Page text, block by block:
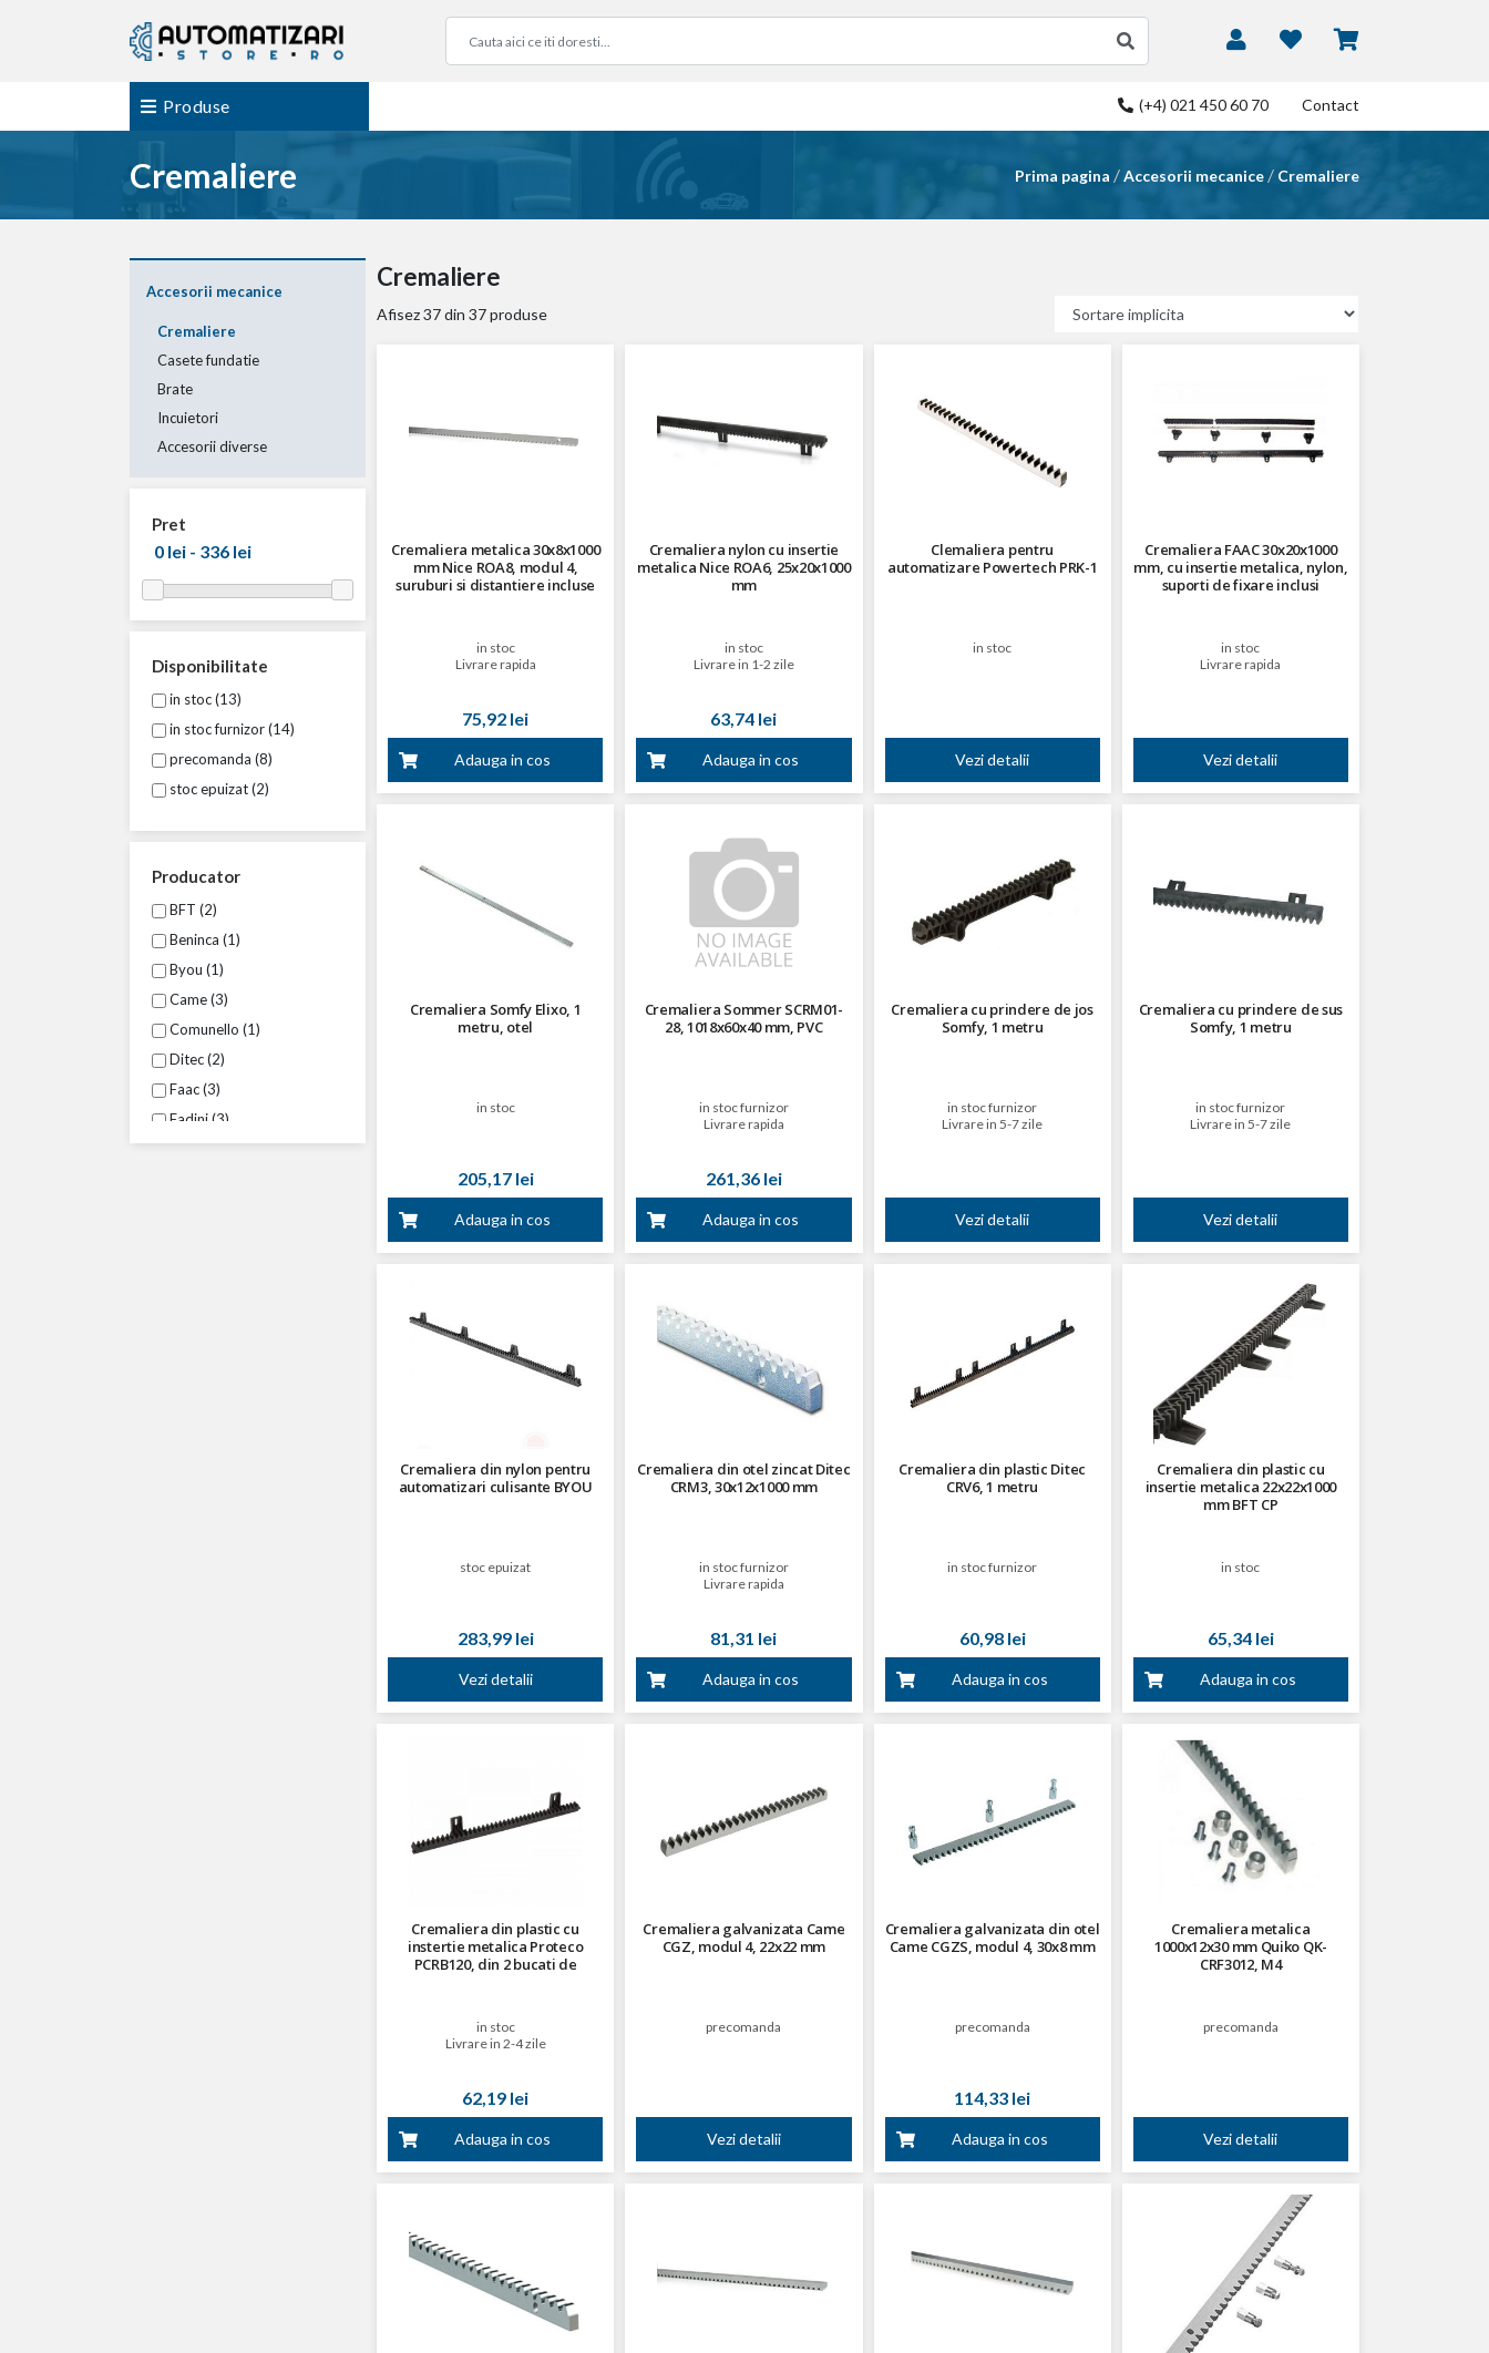
Produse (+4) 021 450 60 70 Contact
Cremaliere Prima pagina /Accesorii mecanice / Cremaliere
Accesorii mecanice
Cremaliere
Casete fundatie
Brate
Incuietori
Accesorii diverse
Pret
Disponibilitate
in stoc (13)
in stoc furnizor (14)
precomanda (8)
stoc epuizat (2)
Producator
BFT (2)
Beninca (1)
Byou (1)
Came (3)
Comunello (1)
Ditec (2)
Faac (3)
Fadini (3)
Gibidi (2)
Cremaliere
Afisez37din 37 produse
Cremaliera metalica 30x8x1000
mm Nice ROA8, modul 4,
suruburi si distantiere incluse
in stoc
Livrare rapida
75,92 lei
Adauga in cos
Cremaliera nylon cu insertie
metalica Nice ROA6, 25x20x1000
mm
in stoc
Livrare in 1-2 zile
63,74 lei
Adauga in cos
Clemaliera pentru
automatizare Powertech PRK-1
in stoc
Vezi detalii
Cremaliera FAAC 30x20x1000
mm, cu insertie metalica, nylon,
suporti de fixare inclusi
in stoc
Livrare rapida
Vezi detalii
Cremaliera Somfy Elixo, 1
metru, otel
in stoc
205,17 lei
Adauga in cos
Cremaliera Sommer SCRM01-
28, 1018x60x40 mm, PVC
in stoc furnizor
Livrare rapida
261,36 lei
Adauga in cos
Cremaliera cu prindere de jos
Somfy, 1 metru
in stoc furnizor
Livrare in 5-7 zile
Vezi detalii
Cremaliera cu prindere de sus
Somfy, 1 metru
in stoc furnizor
Livrare in 5-7 zile
Vezi detalii
Cremaliera din nylon pentru
automatizari culisante BYOU
stoc epuizat
283,99 lei
Vezi detalii
Cremaliera din otel zincat Ditec
CRM3, 30x12x1000 mm
in stoc furnizor
Livrare rapida
81,31 lei
Adauga in cos
Cremaliera din plastic Ditec
CRV6, 1 metru
in stoc furnizor
60,98 lei
Adauga in cos
Cremaliera din plastic cu
insertie metalica 22x22x1000
mm BFT CP
in stoc
65,34 lei
Adauga in cos
Cremaliera din plastic cu
instertie metalica Proteco
PCRB120, din 2 bucati de
in stoc
Livrare in 2-4 zile
62,19 lei
Adauga in cos
Cremaliera galvanizata Came
CGZ, modul 4, 22x22 mm
precomanda
Vezi detalii
Cremaliera galvanizata din otel
Came CGZS, modul 4, 30x8 mm
precomanda
114,33 lei
Adauga in cos
Cremaliera metalica
1000x12x30 mm Quiko QK-
CRF3012, M4
precomanda
Vezi detalii